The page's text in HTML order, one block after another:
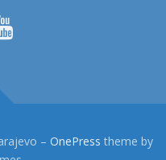
– OnePress theme by